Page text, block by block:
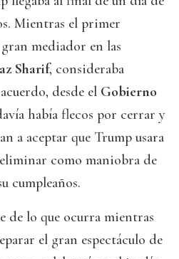
Mientras el primer
mediador en las
Sharif, consideraba
desde el Gobierno
había flecos por cerrar y
a aceptar que Trump usara
como maniobra de
cumpleaños.
de lo que ocurra mientras
el gran espectáculo de